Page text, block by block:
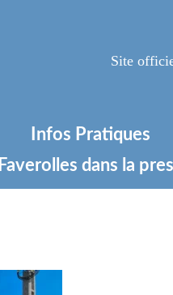
Site
Infos Pratiques
Faverolles dans la